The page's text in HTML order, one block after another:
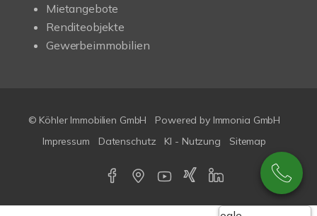
Mietangebote
Renditeobjekte
Gewerbeimmobilien
© Köhler Immobilien GmbH Powered by Immonia GmbH
Impressum
Datenschutz KI - Nutzung Sitemap